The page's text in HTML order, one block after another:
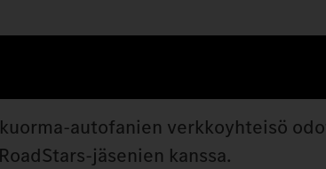
autofanien verkkoyhteisö
jäsenien kanssa.